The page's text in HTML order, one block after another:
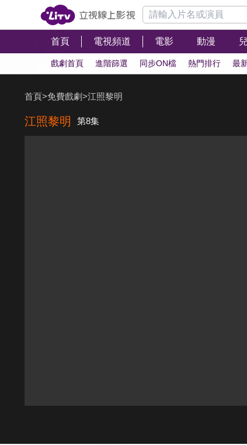
首頁 電視頻道 電影 動漫
戲劇首頁 進階篩選 同步ON檔 熱門排行 最
首頁>免費戲劇>江照黎明
江照黎明 第8集